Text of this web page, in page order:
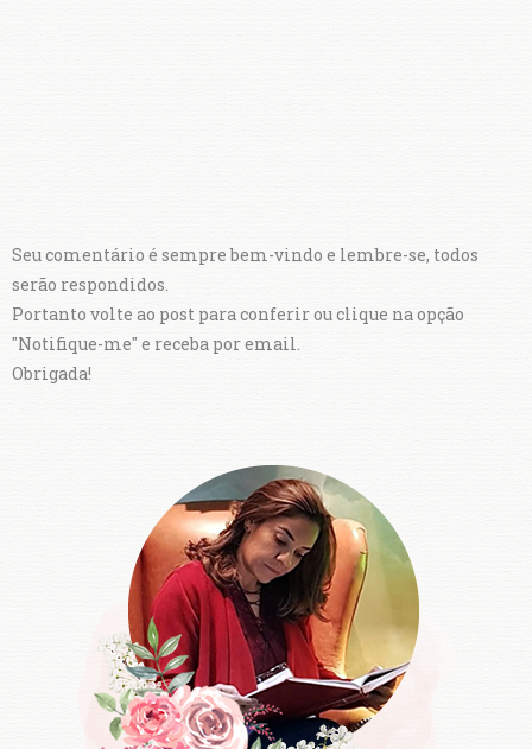
Seu comentário é sempre bem-vindo e lembre-se, todos
serão respondidos.
Portanto volte ao post para conferir ou clique na opção
"Notifique-me" e receba por email.
Obrigada!